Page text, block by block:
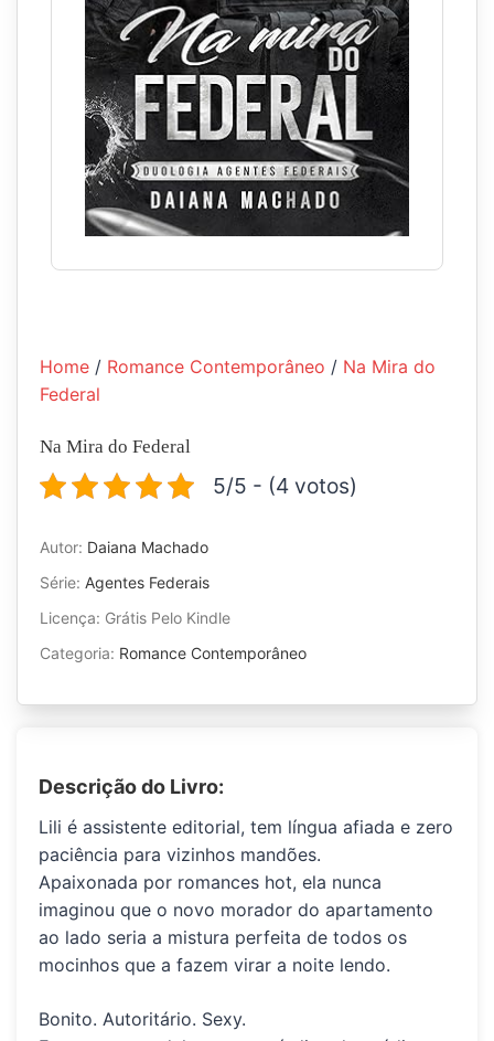
Home / Romance Contemporâneo / Na Mira do
Federal
Na Mira do Federal
5/5 - (4 votos)
Autor: Daiana Machado
Série: Agentes Federais
Licença: Grátis Pelo Kindle
Categoria: Romance Contemporâneo
Descrição do Livro:
Lili é assistente editorial, tem língua afiada e zero
paciência para vizinhos mandões.
Apaixonada por romances hot, ela nunca
imaginou que o novo morador do apartamento
ao lado seria a mistura perfeita de todos os
mocinhos que a fazem virar a noite lendo.
Bonito. Autoritário. Sexy.